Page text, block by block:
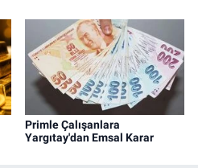
Primle Çalışanlara
Yargıtay'dan Emsal Karar